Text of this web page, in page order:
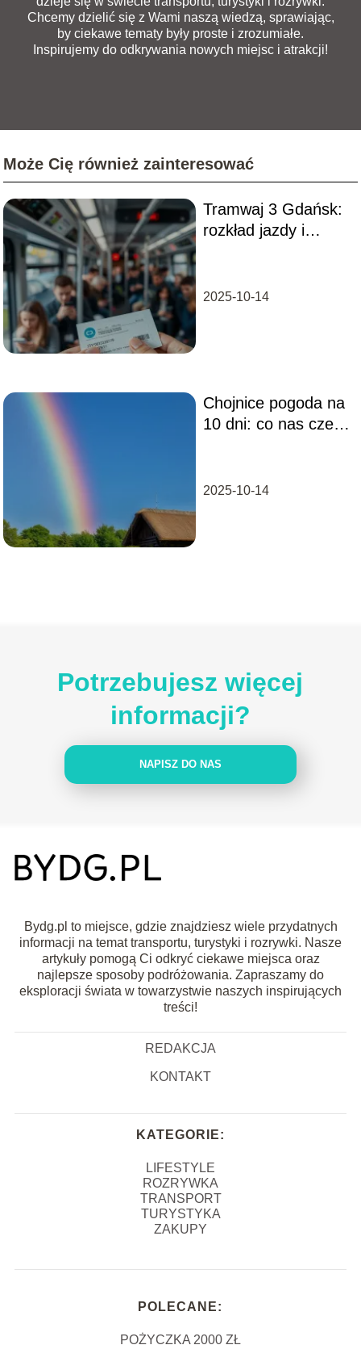
Chcemy dzielić się z Wami naszą wiedzą, sprawiając,
by ciekawe tematy były proste i zrozumiałe.
Inspirujemy do odkrywania nowych miejsc i atrakcji!
Może Cię również zainteresować
Tramwaj 3 Gdańsk:
rozkład jazdy i
2025-10-14
Chojnice pogoda na
10 dni: co nas czeka
2025-10-14
Potrzebujesz więcej
informacji?
NAPISZ DO NAS
Bydg.pl to miejsce, gdzie znajdziesz wiele przydatnych
informacji na temat transportu, turystyki i rozrywki. Nasze
artykuły pomogą Ci odkryć ciekawe miejsca oraz
najlepsze sposoby podróżowania. Zapraszamy do
eksploracji świata w towarzystwie naszych inspirujących
treści!
REDAKCJA
KONTAKT
KATEGORIE:
LIFESTYLE
ROZRYWKA
TRANSPORT
TURYSTYKA
ZAKUPY
POLECANE:
POŻYCZKA 2000 ZŁ